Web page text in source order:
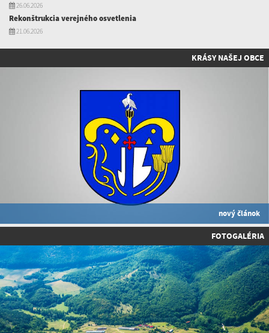
26.06.2026
Rekonštrukcia verejného osvetlenia
21.06.2026
KRÁSY NAŠEJ OBCE
nový článok
FOTOGALÉRIA